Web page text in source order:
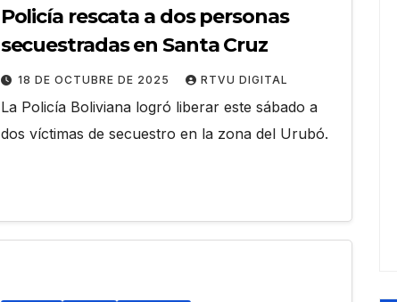
Policía rescata a dos personas
secuestradas en Santa Cruz
18 DE OCTUBRE DE 2025 RTVU DIGITAL
La Policía Boliviana logró liberar este sábado a
dos víctimas de secuestro en la zona del Urubó.